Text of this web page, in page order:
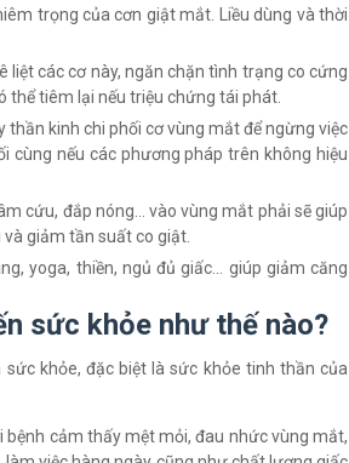
trọng của cơn giật mắt. Liều dùng và thời
các cơ này, ngăn chặn tình trạng co cứng
thể tiêm lại nếu triệu chứng tái phát.
kinh chi phối cơ vùng mắt để ngừng việc
cùng nếu các phương pháp trên không hiệu
cứu, đắp nóng... vào vùng mắt phải sẽ giúp
giảm tần suất co giật.
yoga, thiền, ngủ đủ giấc... giúp giảm căng
sức khỏe như thế nào?
khỏe, đặc biệt là sức khỏe tinh thần của
cảm thấy mệt mỏi, đau nhức vùng mắt,